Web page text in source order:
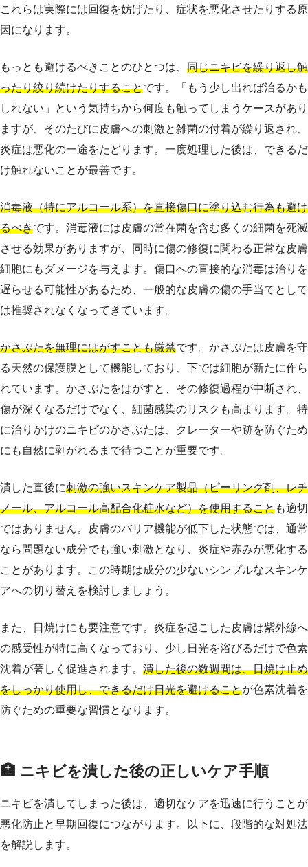
これらは実際には回復を妨げたり、症状を悪化させたりする原
因になります。
もっとも避けるべきことのひとつは、 同じニキビを繰り返し触
ったり絞り続けたりすることです。「もう少し出れば治るかも
しれない」という気持ちから何度も触ってしまうケースがあり
ますが、そのたびに皮膚への刺激と雑菌の付着が繰り返され、
炎症は悪化の一途をたどります。一度処理した後は、できるだ
け触れないことが最善です。
消毒液（特にアルコール系）を直接傷口に塗り込む行為も避け
るべきです。消毒液には皮膚の常在菌を含む多くの細菌を死滅
させる効果がありますが、同時に傷の修復に関わる正常な皮膚
細胞にもダメージを与えます。傷口への直接的な消毒は治りを
遅らせる可能性があるため、一般的な皮膚の傷の手当てとして
は推奨されなくなってきています。
かさぶたを無理にはがすことも厳禁です。かさぶたは皮膚を守
る天然の保護膜として機能しており、下では細胞が新たに作ら
れています。かさぶたをはがすと、その修復過程が中断され、
傷が深くなるだけでなく、細菌感染のリスクも高まります。特
に治りかけのニキビのかさぶたは、クレーターや跡を防ぐため
にも自然に剥がれるまで待つことが重要です。
潰した直後に刺激の強いスキンケア製品（ピーリング剤、レチ
ノール、アルコール高配合化粧水など）を使用することも適切
ではありません。皮膚のバリア機能が低下した状態では、通常
なら問題ない成分でも強い刺激となり、炎症や赤みが悪化する
ことがあります。この時期は成分の少ないシンプルなスキンケ
アへの切り替えを検討しましょう。
また、日焼けにも要注意です。炎症を起こした皮膚は紫外線へ
の感受性が特に高くなっており、少し日光を浴びるだけで色素
沈着が著しく促進されます。 潰した後の数週間は、日焼け止め
をしっかり使用し、できるだけ日光を避けることが色素沈着を
防ぐための重要な習慣となります。
🏥 ニキビを潰した後の正しいケア手順
ニキビを潰してしまった後は、適切なケアを迅速に行うことが
悪化防止と早期回復につながります。以下に、段階的な対処法
を解説します。